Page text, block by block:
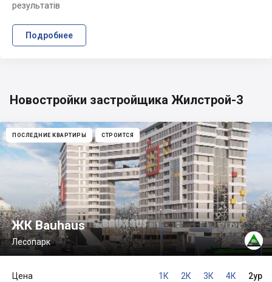
результатів
Подробнее
Новостройки застройщика Жилстрой-3
ПОСЛЕДНИЕ КВАРТИРЫ СТРОИТСЯ
ЖК Bauhaus
Лесопарк
1К 2К 3К 4К 2ур
Цена